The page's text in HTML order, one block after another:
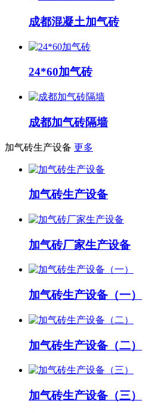
成都混凝土加气砖
24*60加气砖
成都加气砖隔墙
加气砖生产设备 更多
加气砖生产设备
加气砖厂家生产设备
加气砖生产设备（一）
加气砖生产设备（二）
加气砖生产设备（三）